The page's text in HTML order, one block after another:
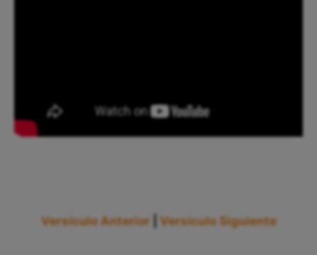
Versículo Anterior Versículo Siguiente